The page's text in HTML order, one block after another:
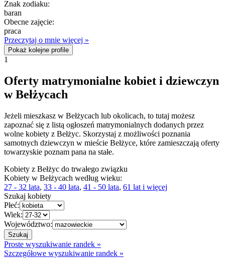
Znak zodiaku:
baran
Obecne zajęcie:
praca
Przeczytaj o mnie więcej »
Pokaż kolejne profile
1
Oferty matrymonialne kobiet i dziewczyn
w Bełżycach
Jeżeli mieszkasz w Bełżycach lub okolicach, to tutaj możesz
zapoznać się z listą ogłoszeń matrymonialnych dodanych przez
wolne kobiety z Bełżyc. Skorzystaj z możliwości poznania
samotnych dziewczyn w mieście Bełżyce, które zamieszczają oferty
towarzyskie poznam pana na stałe.
Kobiety z Bełżyc do trwałego związku
Kobiety w Bełżycach według wieku:
27 - 32 lata, 33 - 40 lata, 41 - 50 lata, 61 lat i więcej
Szukaj kobiety
Płeć:
Wiek:
Województwo:
Proste wyszukiwanie randek »
Szczegółowe wyszukiwanie randek »